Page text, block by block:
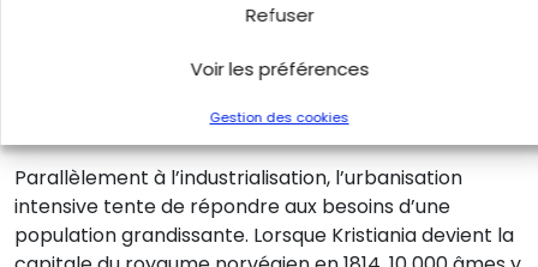
Refuser
Voir les préférences
Gestion des cookies
… révolution
culturelle
Parallèlement à l’industrialisation, l’urbanisation
intensive tente de répondre aux besoins d’une
population grandissante. Lorsque Kristiania devient la